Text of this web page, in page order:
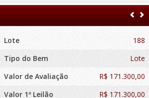
Lote
188
Tipo do Bem
Lote
Valor de Avaliação
R$ 171.300,00
Valor 1º Leilão
R$ 171.300,00